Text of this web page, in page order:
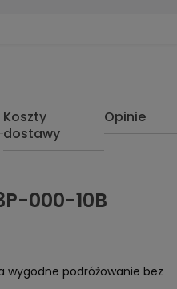
Koszty
dostawy
Opinie
000-10B
wygodne podróżowanie bez